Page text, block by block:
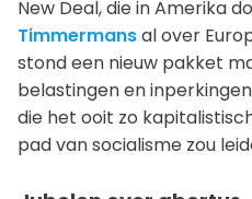
New Deal, die in Amerika
Timmermansal over
stond een nieuw pakket
belastingen en
die het ooit zo
pad van socialisme zou